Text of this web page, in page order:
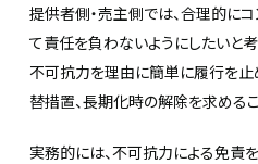
提供者側・売主側では、合理的に
て責任を負わないようにしたいと考
不可抗力を理由に簡単に履行を止
替措置、長期化時の解除を求めるこ
実務的には、不可抗力による免責